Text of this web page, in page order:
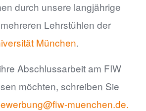
durch unsere langjährige
Lehrstühlen der
München.
Abschlussarbeit am FIW
möchten, schreiben Sie
muenchen.de.